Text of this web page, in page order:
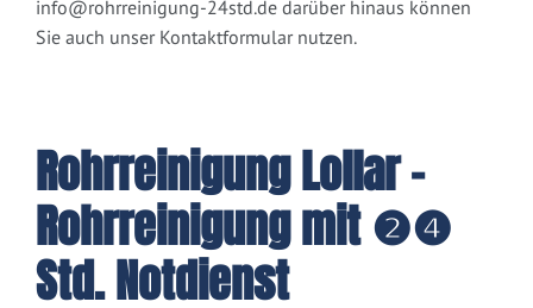
info@rohrreinigung-24std.de darüber hinaus können
Sie auch unser Kontaktformular nutzen.
Rohrreinigung Lollar -
Rohrreinigung mit ❷❹
Std. Notdienst